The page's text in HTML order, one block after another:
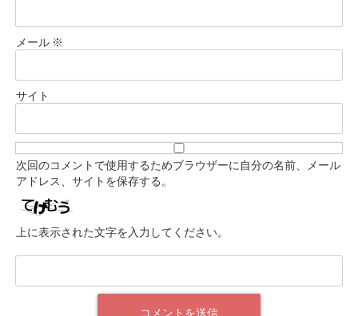
メール ※
サイト
次回のコメントで使用するためブラウザーに自分の名前、メール
アドレス、サイトを保存する。
上に表示された文字を入力してください。